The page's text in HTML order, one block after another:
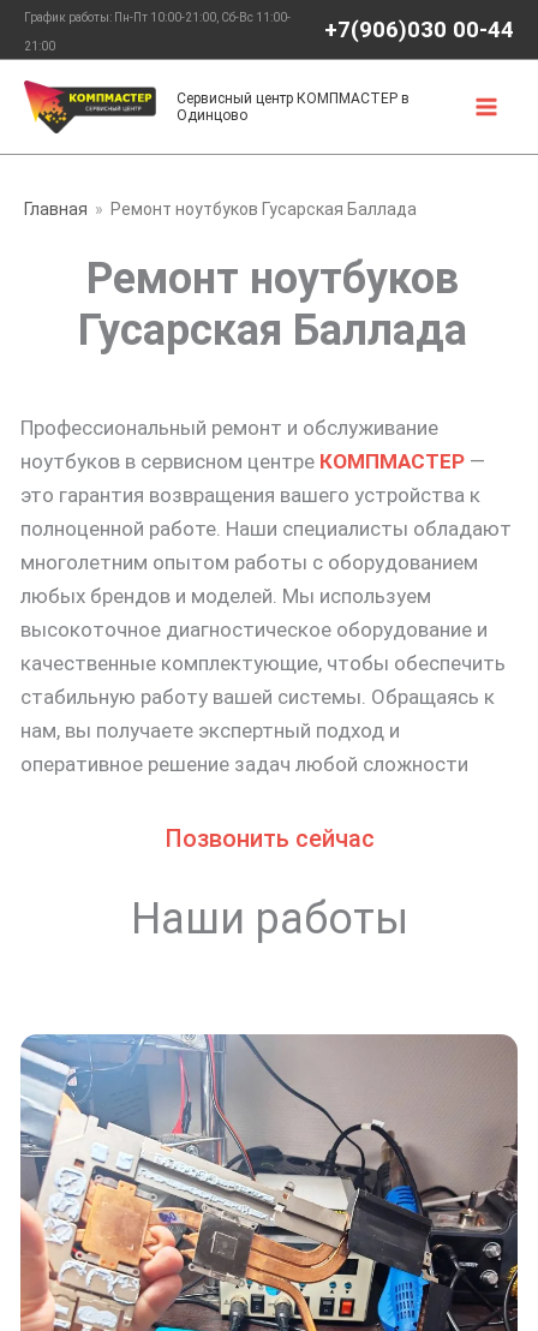
Перейти
содержимому
График работы: Пн-Пт 10:00-21:00, Сб-Вс 11:00-
21:00
+7(906)030 00-44
Сервисный центр КОМПМАСТЕР в
Одинцово
Главная Ремонт ноутбуков Гусарская Баллада
Ремонт ноутбуков
Гусарская Баллада
Профессиональный ремонт и обслуживание
ноутбуков в сервисном центре КОМПМАСТЕР —
это гарантия возвращения вашего устройства к
полноценной работе. Наши специалисты обладают
многолетним опытом работы с оборудованием
любых брендов и моделей. Мы используем
высокоточное диагностическое оборудование и
качественные комплектующие, чтобы обеспечить
стабильную работу вашей системы. Обращаясь к
нам, вы получаете экспертный подход и
оперативное решение задач любой сложности
Позвонить сейчас
Наши работы